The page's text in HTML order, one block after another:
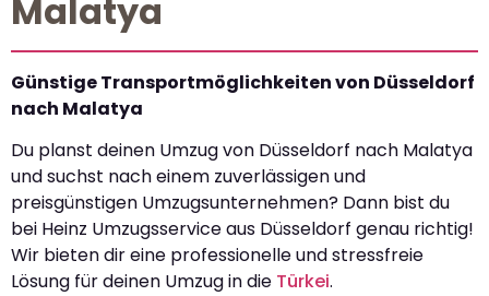
Malatya
Günstige Transportmöglichkeiten von Düsseldorf
nach Malatya
Du planst deinen Umzug von Düsseldorf nach Malatya
und suchst nach einem zuverlässigen und
preisgünstigen Umzugsunternehmen? Dann bist du
bei Heinz Umzugsservice aus Düsseldorf genau richtig!
Wir bieten dir eine professionelle und stressfreie
Lösung für deinen Umzug in die Türkei.